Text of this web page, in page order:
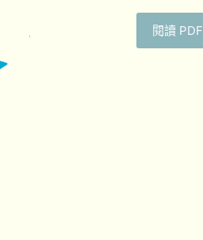
閱讀 PDF